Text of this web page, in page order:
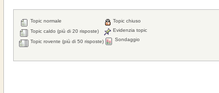
Topic normale
Topic caldo (più di 20 risposte)
Topic rovente (più di 50 risposte)
Topic chiuso
Evidenzia topic
Sondaggio